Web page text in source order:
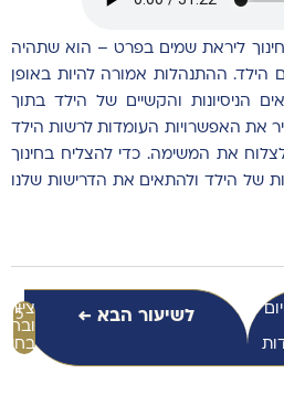
ליראת שמים בפרט – הוא שתהיה
ההתנהלות אמורה להיות באופן
הניסיונות והקשיים של הילד בתוך
את האפשרויות העומדות לרשות הילד
את המשימה. כדי להצליח בחינוך
של הילד ולהתאים את הדרישות שלנו
לשיעור הבא ← 5
ציות